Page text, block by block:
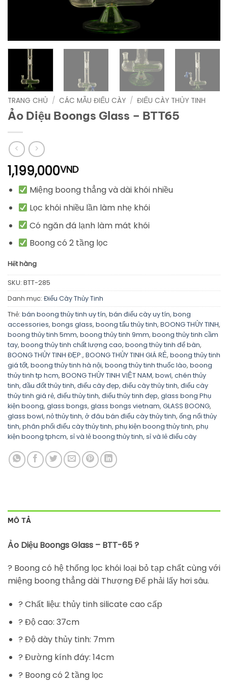
TRANG CHỦ / CÁC MẪU ĐIẾU CÀY / ĐIẾU CÀY THỦY TINH
Ảo Diệu Boongs Glass – BTT65
1,199,000VND
Miệng boong thẳng và dài khói nhiều
Lọc khói nhiều lần làm nhẹ khói
Có ngăn đá lạnh làm mát khói
Boong có 2 tầng lọc
Hết hàng
SKU: BTT-285
Danh mục: Điếu Cày Thủy Tinh
Thẻ: bán boong thủy tinh uy tín, bán điếu cày uy tín, bong
accessories, bongs glass, boong tẩu thủy tinh, BOONG THỦY TINH,
boong thủy tinh 5mm, boong thủy tinh 9mm, boong thủy tinh cầm
tay, boong thủy tinh chất lượng cao, boong thủy tinh để bàn,
BOONG THỦY TINH ĐẸP., BOONG THỦY TINH GIÁ RẺ, boong thủy tinh
giá tốt, boong thủy tinh hà nội, boong thủy tinh thuốc lào, boong
thủy tinh tp hcm, BOONG THỦY TINH VIỆT NAM, bowl, chén thủy
tinh, đầu đốt thủy tinh, điếu cày đẹp, điếu cày thủy tinh, điếu cày
thủy tinh giá rẻ, điếu thủy tinh, điếu thủy tinh đẹp, glass bong Phụ
kiện boong, glass bongs, glass bongs vietnam, GLASS BOONG,
glass bowl, nỏ thủy tinh, ở đâu bán điếu cày thủy tinh, ống nối thủy
tinh, phân phối điếu cày thủy tinh, phụ kiện boong thủy tinh, phụ
kiện boong tphcm, sỉ và lẻ boong thủy tinh, sỉ và lẻ điếu cày
MÔ TẢ
Ảo Diệu Boongs Glass – BTT-65 ?
? Boong có hệ thống lọc khói loại bỏ tạp chất cùng với
miệng boong thẳng dài Thượng Đế phải lấy hơi sâu.
? Chất liệu: thủy tinh silicate cao cấp
? Độ cao: 37cm
? Độ dày thủy tinh: 7mm
? Đường kính đáy: 14cm
? Boong có 2 tầng lọc